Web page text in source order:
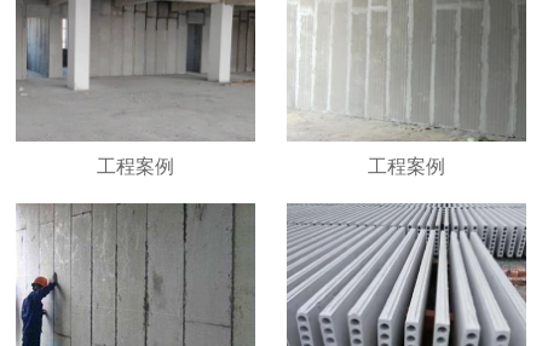
工程案例 工程案例